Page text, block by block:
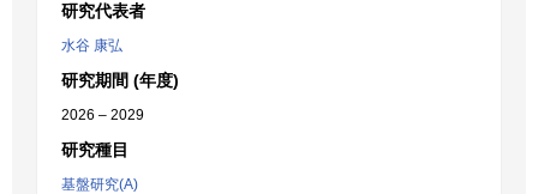
研究代表者
水谷 康弘
研究期間 (年度)
2026 – 2029
研究種目
基盤研究(A)